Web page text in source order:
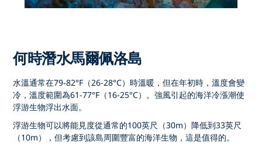
何時潛水馬爾佩洛島
水溫通常在79-82°F（26-28°C）時溫暖，但在年初時，溫度會變
冷，溫度範圍為61-77°F（16-25°C）。強風引起的海洋冷漲潮使
浮游生物浮出水面。
浮游生物可以將能見度從通常的100英尺（30m）降低到33英尺
（10m），但考慮到該島周圍豐富的海洋生物，這是值得的。